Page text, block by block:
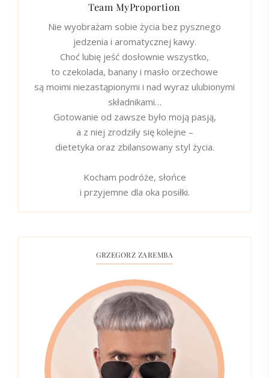
Team MyProportion
Nie wyobrażam sobie życia bez pysznego
jedzenia i aromatycznej kawy.
Choć lubię jeść dosłownie wszystko,
to czekolada, banany i masło orzechowe
są moimi niezastąpionymi i nad wyraz ulubionymi
składnikami…
Gotowanie od zawsze było moją pasją,
a z niej zrodziły się kolejne –
dietetyka oraz zbilansowany styl życia.
Kocham podróże, słońce
i przyjemne dla oka posiłki.
GRZEGORZ ZAREMBA